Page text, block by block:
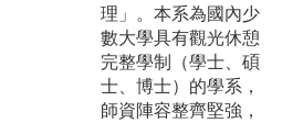
理」。本系為國內少
數大學具有觀光休憩
完整學制（學士、碩
士、博士）的學系，
師資陣容整齊堅強，